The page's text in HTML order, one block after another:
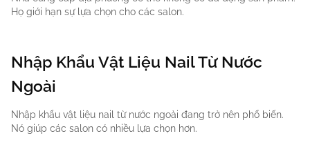
Họ giới hạn sự lựa chọn cho các salon.
Nhập Khẩu Vật Liệu Nail Từ Nước
Ngoài
Nhập khẩu vật liệu nail từ nước ngoài đang trở nên phổ biến.
Nó giúp các salon có nhiều lựa chọn hơn.